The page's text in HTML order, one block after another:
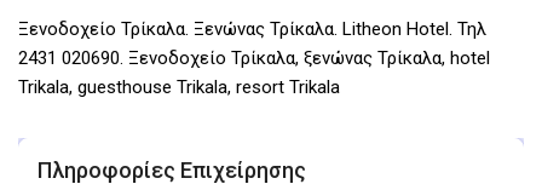
Ξενοδοχείο Τρίκαλα. Ξενώνας Τρίκαλα. Litheon Hotel. Τηλ
2431 020690. Ξενοδοχείο Τρίκαλα, ξενώνας Τρίκαλα, hotel
Trikala, guesthouse Trikala, resort Trikala
Πληροφορίες Επιχείρησης